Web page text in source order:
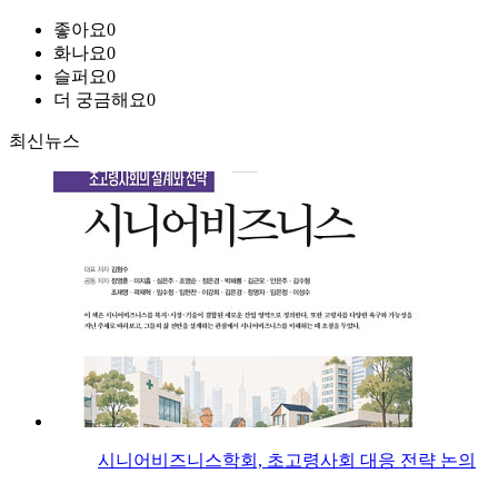
좋아요0
화나요0
슬퍼요0
더 궁금해요0
최신뉴스
시니어비즈니스학회, 초고령사회 대응 전략 논의